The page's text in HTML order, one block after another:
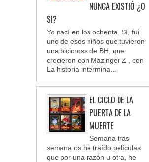
NUNCA EXISTIÓ ¿O
SI?
Yo nací en los ochenta. Sí, fui
uno de esos niños que tuvieron
una bicicross de BH, que
crecieron con Mazinger Z , con
La historia intermina...
EL CICLO DE LA
PUERTA DE LA
MUERTE
Semana tras
semana os he traído películas
que por una razón u otra, he